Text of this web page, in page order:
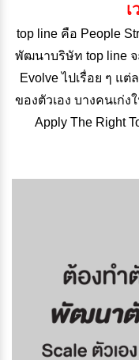
เ
top line คือ People
พัฒนาบริษัท top line
Evolve ไปเรื่อย ๆ แต่
ของตัวเอง บางคนเก่
Apply The Right